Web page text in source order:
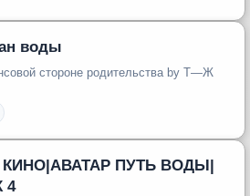
воды
стороне родительства by Т—Ж
ПУТЬ ВОДЫ|
4